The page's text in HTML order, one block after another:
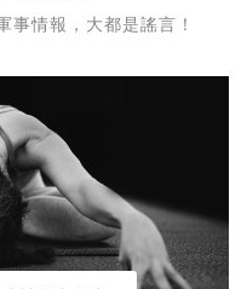
事情報，大都是謠言！